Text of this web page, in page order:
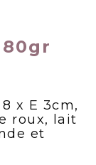
x E 3cm,
roux, lait
et